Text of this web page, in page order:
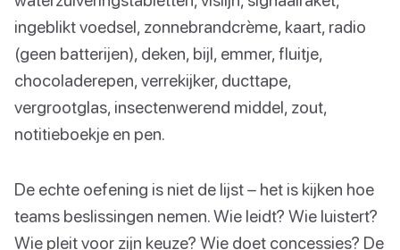
ingeblikt voedsel, zonnebrandcrème, kaart, radio
(geen batterijen), deken, bijl, emmer, fluitje,
chocoladerepen, verrekijker, ducttape,
vergrootglas, insectenwerend middel, zout,
notitieboekje en pen.
De echte oefening is niet de lijst – het is kijken hoe
teams beslissingen nemen. Wie leidt? Wie luistert?
Wie pleit voor zijn keuze? Wie doet concessies? De